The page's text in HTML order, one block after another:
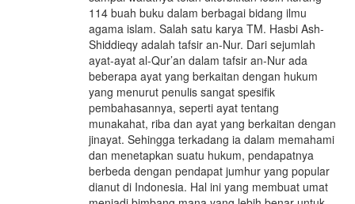
114 buah buku dalam berbagai bidang ilmu
agama islam. Salah satu karya TM. Hasbi Ash-
Shiddieqy adalah tafsir an-Nur. Dari sejumlah
ayat-ayat al-Qur’an dalam tafsir an-Nur ada
beberapa ayat yang berkaitan dengan hukum
yang menurut penulis sangat spesifik
pembahasannya, seperti ayat tentang
munakahat, riba dan ayat yang berkaitan dengan
jinayat. Sehingga terkadang ia dalam memahami
dan menetapkan suatu hukum, pendapatnya
berbeda dengan pendapat jumhur yang popular
dianut di Indonesia. Hal ini yang membuat umat